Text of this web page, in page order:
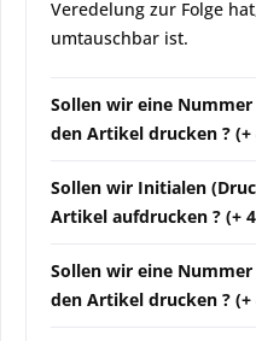
Veredelung zur Folge
umtauschbar ist.
Sollen wir eine
den Artikel drucken ?
Sollen wir Initialen
Artikel aufdrucken ? (+
Sollen wir eine
den Artikel drucken ?